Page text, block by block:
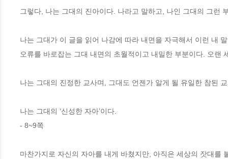
그렇다, 나는 그대의 진아이다. 나라고 말하고, 나인 그대의 그런
나는 그대가 이 글을 읽어 나감에 따라 내면을 자극해서 이런 내
오류를 바로잡는 그대 내면의 초월적이고 내밀한 부분이다. 오랜
나는 그대의 진정한 교사며, 그대도 언젠가 알게 될 유일한 참된
나는 그대의 ‘신성한 자아’이다.
- 8~9쪽
마찬가지로 자신의 자아를 내게 바쳤지만, 아직은 세상의 잣대를